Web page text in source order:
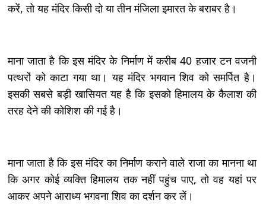
करें, तो यह मंदिर किसी दो या तीन मंजिला इमारत के बराबर है।
माना जाता है कि इस मंदिर के निर्माण में करीब 40 हजार टन वजनी
पत्थरों को काटा गया था। यह मंदिर भगवान शिव को समर्पित है।
इसकी सबसे बड़ी खासियत यह है कि इसको हिमालय के कैलाश की
तरह देने की कोशिश की गई है।
माना जाता है कि इस मंदिर का निर्माण कराने वाले राजा का मानना था
कि अगर कोई व्यक्ति हिमालय तक नहीं पहुंच पाए, तो वह यहां पर
आकर अपने आराध्य भगवना शिव का दर्शन कर लें।